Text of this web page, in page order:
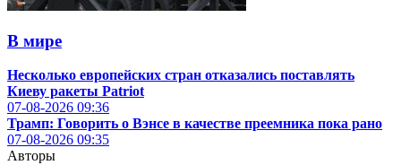
В мире
Несколько европейских стран отказались поставлять
Киеву ракеты Patriot
07-08-2026 09:36
Трамп: Говорить о Вэнсе в качестве преемника пока рано
07-08-2026 09:35
Авторы